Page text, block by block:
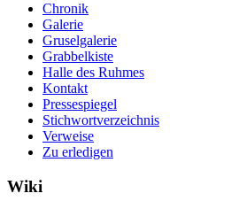
Chronik
Galerie
Gruselgalerie
Grabbelkiste
Halle des Ruhmes
Kontakt
Pressespiegel
Stichwortverzeichnis
Verweise
Zu erledigen
Wiki